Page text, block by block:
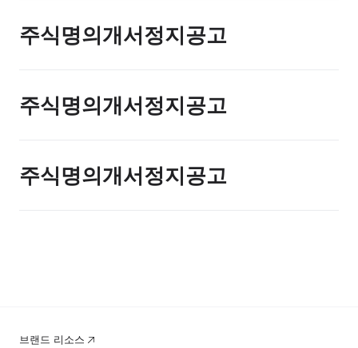
주식명의개서정지공고
주식명의개서정지공고
주식명의개서정지공고
브랜드 리소스